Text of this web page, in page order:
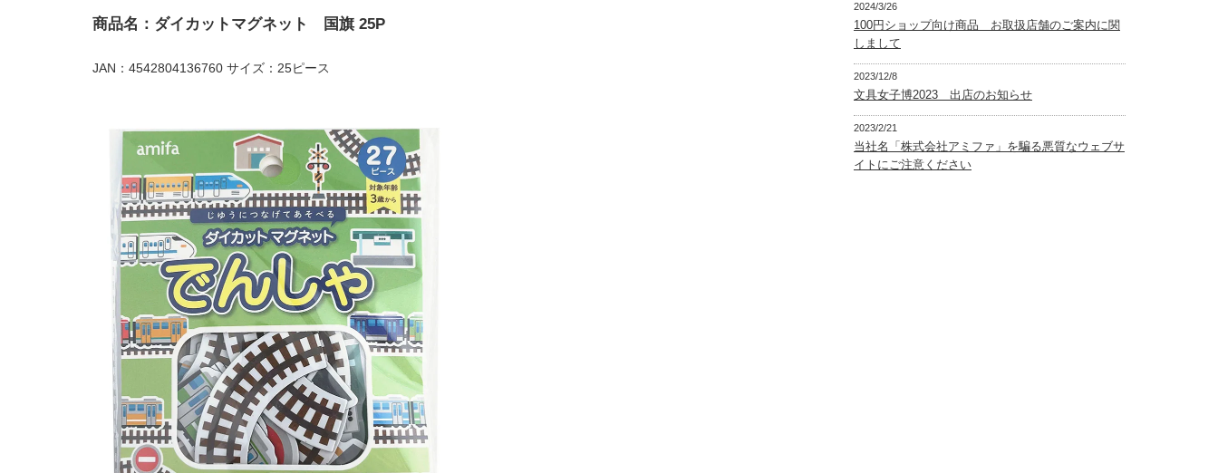
商品名：ダイカットマグネット 国旗 25P
JAN：4542804136760 サイズ：25ピース
2024/3/26
100円ショップ向け商品 お取扱店舗のご案内に関
しまして
2023/12/8
文具女子博2023 出店のお知らせ
2023/2/21
当社名「株式会社アミファ」を騙る悪質なウェブサ
イトにご注意ください